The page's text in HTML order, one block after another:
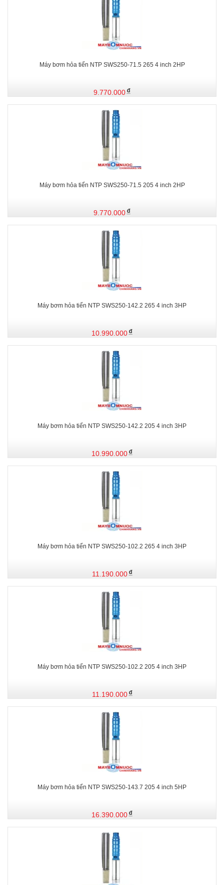
Máy bơm hỏa tiển NTP SWS250-71.5 265 4 inch 2HP
9.770.000
Máy bơm hỏa tiển NTP SWS250-71.5 205 4 inch 2HP
9.770.000
Máy bơm hỏa tiển NTP SWS250-142.2 265 4 inch 3HP
10.990.000
Máy bơm hỏa tiển NTP SWS250-142.2 205 4 inch 3HP
10.990.000
Máy bơm hỏa tiển NTP SWS250-102.2 265 4 inch 3HP
11.190.000
Máy bơm hỏa tiển NTP SWS250-102.2 205 4 inch 3HP
11.190.000
Máy bơm hỏa tiển NTP SWS250-143.7 205 4 inch 5HP
16.390.000